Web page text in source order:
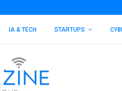
IA & TECH STARTUPS